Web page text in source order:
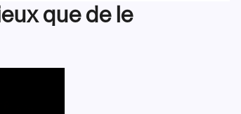
que de le